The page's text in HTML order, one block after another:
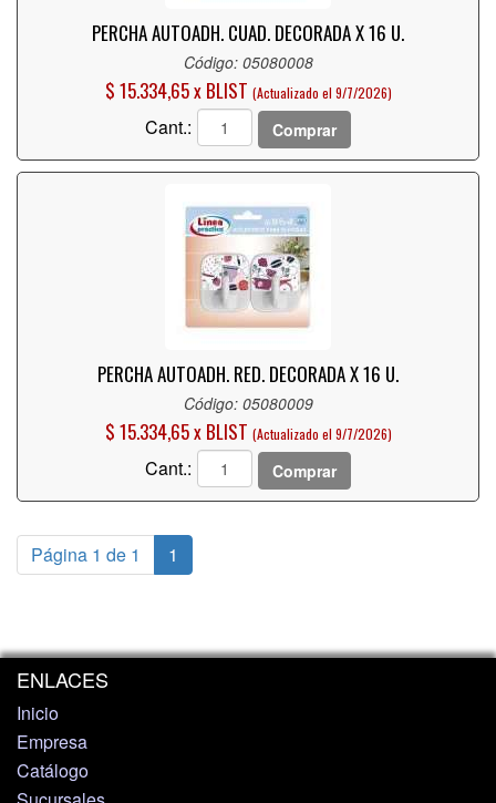
PERCHA AUTOADH. CUAD. DECORADA X 16 U.
Código: 05080008
$ 15.334,65 x BLIST (Actualizado el 9/7/2026)
Cant.: Comprar
PERCHA AUTOADH. RED. DECORADA X 16 U.
Código: 05080009
$ 15.334,65 x BLIST (Actualizado el 9/7/2026)
Cant.: Comprar
Página 1 de 1 1
ENLACES
Inicio
Empresa
Catálogo